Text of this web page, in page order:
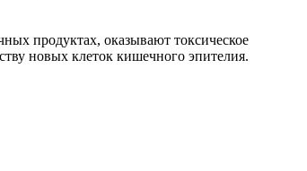
продуктах, оказывают токсическое
новых клеток кишечного эпителия.